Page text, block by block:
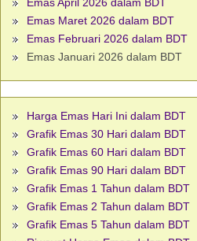
Emas Maret 2026 dalam BDT
Emas Februari 2026 dalam BDT
Emas Januari 2026 dalam BDT
Harga Emas Hari Ini dalam BDT
Grafik Emas 30 Hari dalam BDT
Grafik Emas 60 Hari dalam BDT
Grafik Emas 90 Hari dalam BDT
Grafik Emas 1 Tahun dalam BDT
Grafik Emas 2 Tahun dalam BDT
Grafik Emas 5 Tahun dalam BDT